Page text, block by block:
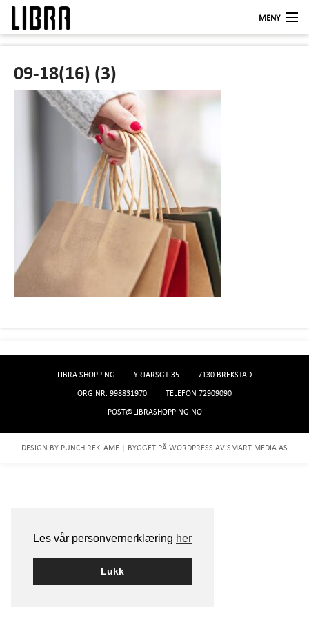
Les vår personvernerklæring her
Lukk
MENY
LIBRA KUNDEKLUBB
Åpningstider
09-18(16) (3)
LIBRA SHOPPING YRJARSGT 35
7130 BREKSTAD
ORG.NR. 998831970
TELEFON 72909090
POST@LIBRASHOPPING.NO
DESIGN BY PUNCH REKLAME | BYGGET PÅ WORDPRESS AV SMART MEDIA AS